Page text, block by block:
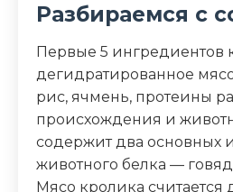
таурин, L-карнитин,
экстракт юкки
Пищевая ценность
Белок (%)
Жир (%)
Разбираемся с
Первые 5 ингредиентов
дегидратированное
рис, ячмень, протеины
происхождения и
содержит два основных
животного белка —
Мясо кролика считается